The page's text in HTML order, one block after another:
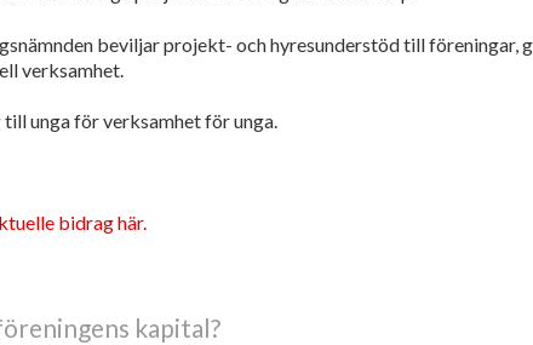
beviljar projekt- och hyresunderstöd till föreningar,
verksamhet.
unga för verksamhet för unga.
bidrag här.
kapital?